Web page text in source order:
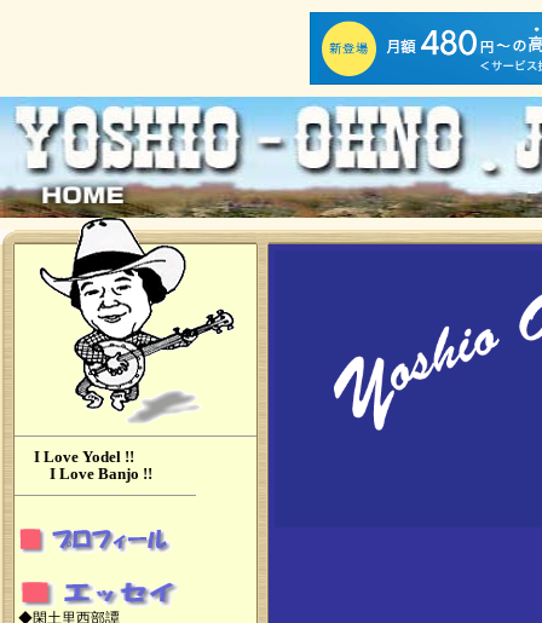
I Love Yodel !!
I Love Banjo !!
◆閑土里西部譚